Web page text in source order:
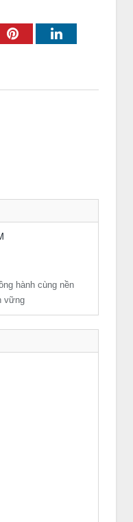
PinterestLinkedIn
hành cùng nền
vững